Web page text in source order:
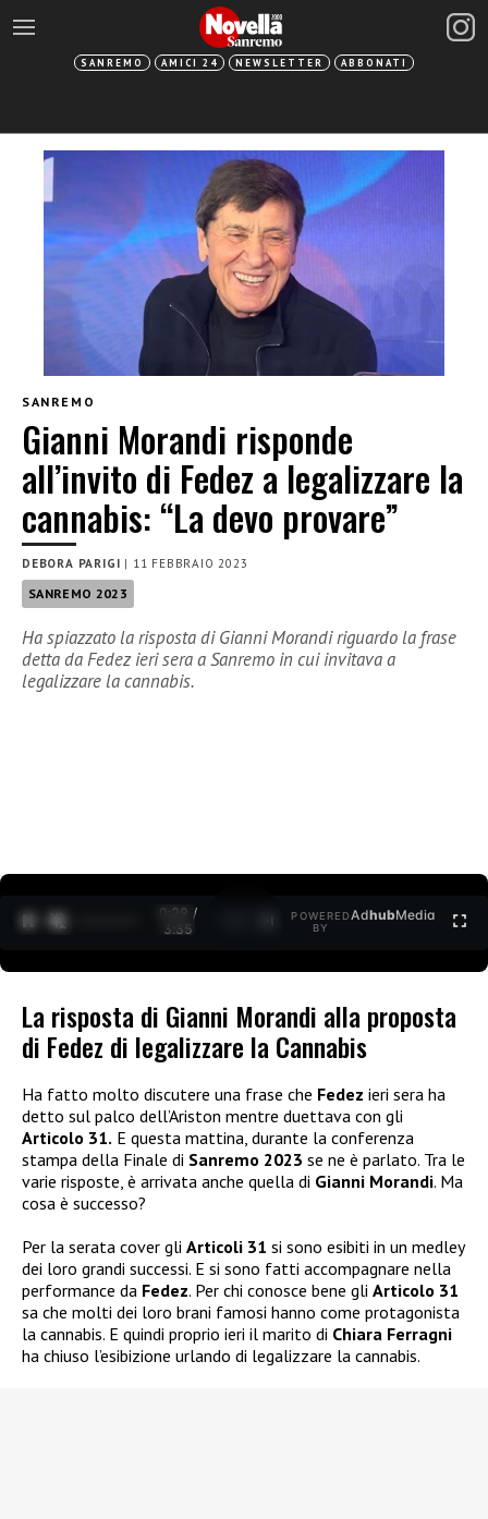
SANREMO AMICI 24 NEWSLETTER ABBONATI
SANREMO
Gianni Morandi risponde
all’invito di Fedez a legalizzare la
cannabis: “La devo provare”
DEBORA PARIGI | 11 FEBBRAIO 2023
SANREMO 2023
Ha spiazzato la risposta di Gianni Morandi riguardo la frase
detta da Fedez ieri sera a Sanremo in cui invitava a
legalizzare la cannabis.
0:30 /
3:35
POWERED
BY
AdhubMedia
La risposta di Gianni Morandi alla proposta
di Fedez di legalizzare la Cannabis
Ha fatto molto discutere una frase che Fedez ieri sera ha
detto sul palco dell’Ariston mentre duettava con gli
Articolo 31. E questa mattina, durante la conferenza
stampa della Finale di Sanremo 2023 se ne è parlato. Tra le
varie risposte, è arrivata anche quella di Gianni Morandi. Ma
cosa è successo?
Per la serata cover gli Articoli 31 si sono esibiti in un medley
dei loro grandi successi. E si sono fatti accompagnare nella
performance da Fedez. Per chi conosce bene gli Articolo 31
sa che molti dei loro brani famosi hanno come protagonista
la cannabis. E quindi proprio ieri il marito di Chiara Ferragni
ha chiuso l’esibizione urlando di legalizzare la cannabis.